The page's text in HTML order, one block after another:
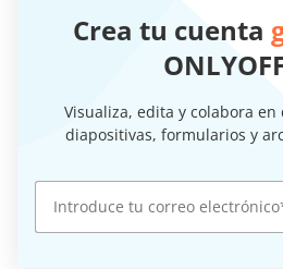
Crea tu cuenta
Visualiza, edita y colabora
diapositivas, formularios y